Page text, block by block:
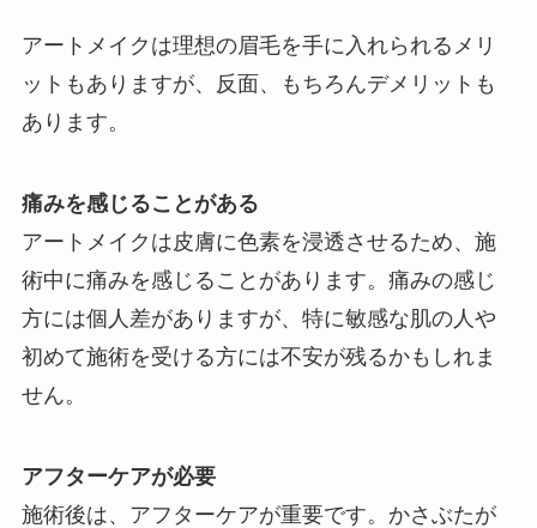
アートメイクは理想の眉毛を手に入れられるメリ
ットもありますが、反面、もちろんデメリットも
あります。
痛みを感じることがある
アートメイクは皮膚に色素を浸透させるため、施
術中に痛みを感じることがあります。痛みの感じ
方には個人差がありますが、特に敏感な肌の人や
初めて施術を受ける方には不安が残るかもしれま
せん。
アフターケアが必要
施術後は、アフターケアが重要です。かさぶたが